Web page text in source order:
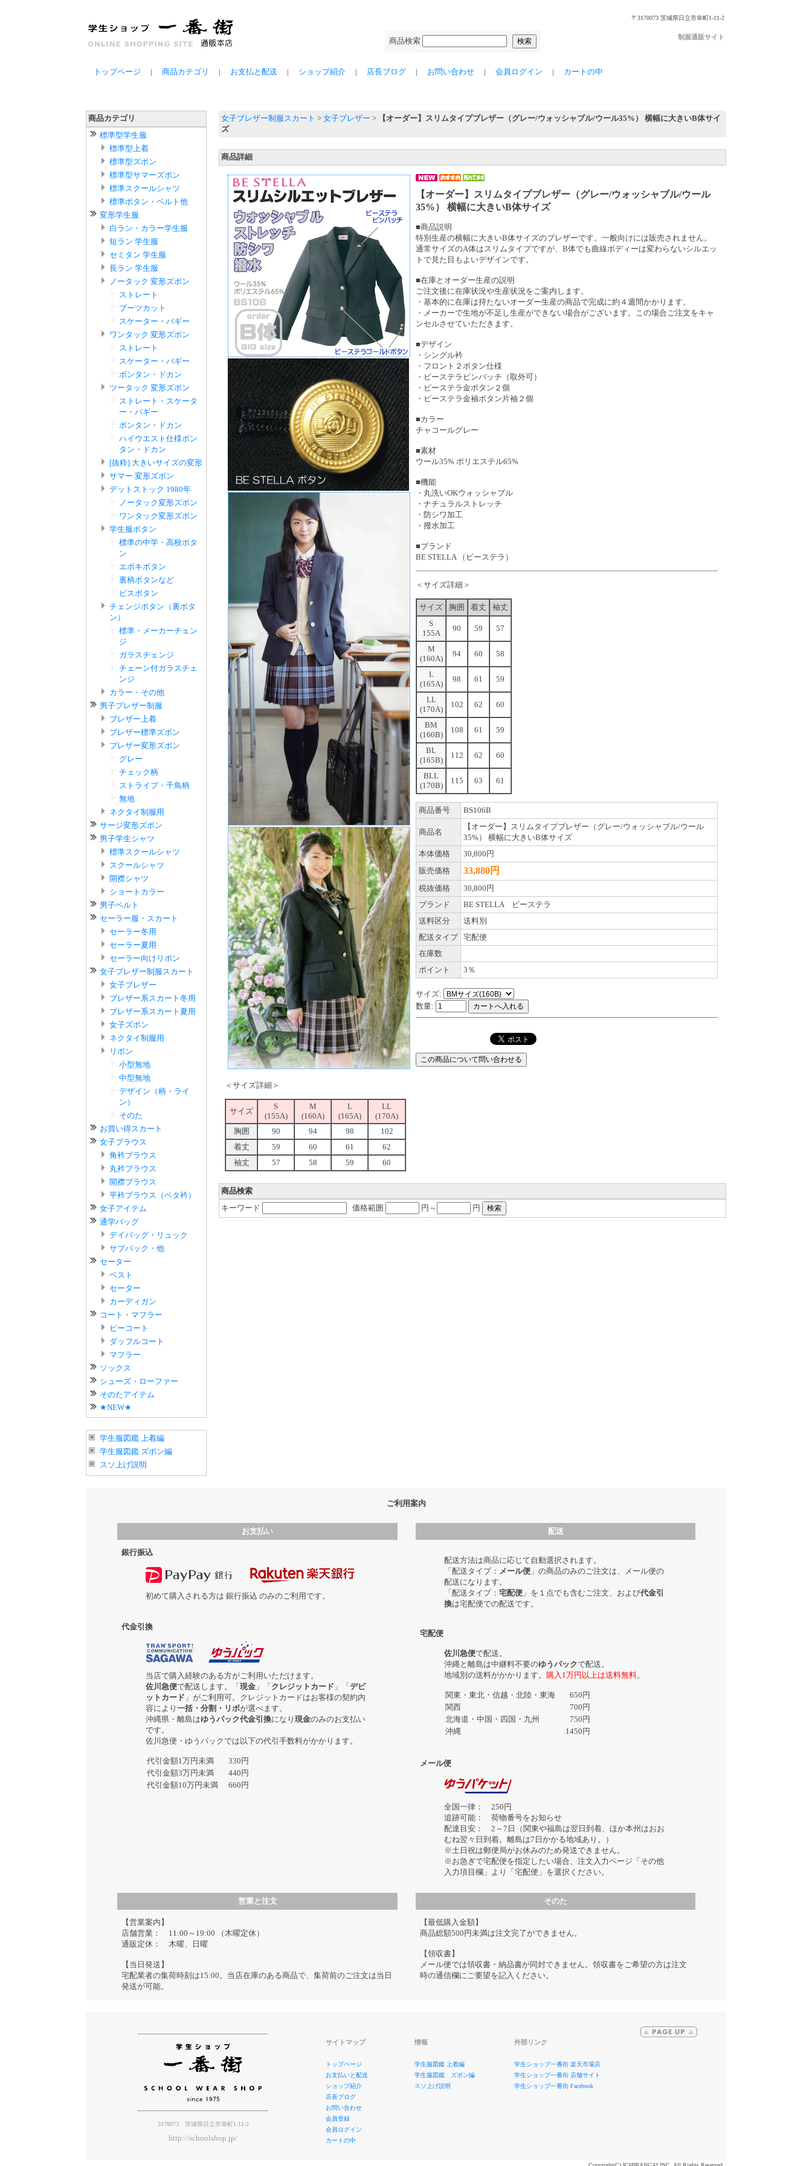
商品検索
〒3170073 茨城県日立市幸町1-11-2
制服通販サイト
トップページ | 商品カテゴリ | お支払と配送 | ショップ紹介 | 店長ブログ | お問い合わせ | 会員ログイン | カートの中
商品カテゴリ
標準型学生服
標準型上着
標準型ズボン
標準型サマーズボン
標準スクールシャツ
標準ボタン・ベルト他
変形学生服
白ラン・カラー学生服
短ラン 学生服
セミタン 学生服
長ラン 学生服
ノータック 変形ズボン
ストレート
ブーツカット
スケーター・バギー
ワンタック 変形ズボン
ストレート
スケーター・バギー
ボンタン・ドカン
ツータック 変形ズボン
ストレート・スケータ
ー・バギー
ボンタン・ドカン
ハイウエスト仕様ボン
タン・ドカン
[抜粋] 大きいサイズの変形
サマー 変形ズボン
デットストック 1980年
ノータック変形ズボン
ワンタック変形ズボン
学生服ボタン
標準の中学・高校ボタ
ン
エポキボタン
裏柄ボタンなど
ピスボタン
チェンジボタン（裏ボタ
ン）
標準・メーカーチェン
ジ
ガラスチェンジ
チェーン付ガラスチェ
ンジ
カラー・その他
男子ブレザー制服
ブレザー上着
ブレザー標準ズボン
ブレザー変形ズボン
グレー
チェック柄
ストライプ・千鳥柄
無地
ネクタイ制服用
サージ変形ズボン
男子学生シャツ
標準スクールシャツ
スクールシャツ
開襟シャツ
ショートカラー
男子ベルト
セーラー服・スカート
セーラー冬用
セーラー夏用
セーラー向けリボン
女子ブレザー制服スカート
女子ブレザー
ブレザー系スカート冬用
ブレザー系スカート夏用
女子ズボン
ネクタイ制服用
リボン
小型無地
中型無地
デザイン（柄・ライ
ン）
そのた
お買い得スカート
女子ブラウス
角衿ブラウス
丸衿ブラウス
開襟ブラウス
平衿ブラウス（ベタ衿）
女子アイテム
通学バッグ
デイバッグ・リュック
サブバック・他
セーター
ベスト
セーター
カーディガン
コート・マフラー
ピーコート
ダッフルコート
マフラー
ソックス
シューズ・ローファー
そのたアイテム
★NEW★
学生服図鑑 上着編
学生服図鑑 ズボン編
スソ上げ説明
女子ブレザー制服スカート > 女子ブレザー >
【オーダー】スリムタイプブレザー（グレー/ウォッシャブル/ウール35%） 横幅に大きいB体サイ
ズ
商品詳細
【オーダー】スリムタイプブレザー（グレー/ウォッシャブル/ウール
35%） 横幅に大きいB体サイズ
■商品説明
特別生産の横幅に大きいB体サイズのブレザーです。一般向けには販売されません。
通常サイズのA体はスリムタイプですが、B体でも曲線ボディーは変わらないシルエッ
トで見た目もよいデザインです。
■在庫とオーダー生産の説明
ご注文後に在庫状況や生産状況をご案内します。
・基本的に在庫は持たないオーダー生産の商品で完成に約４週間かかります。
・メーカーで生地が不足し生産ができない場合がございます。この場合ご注文をキャ
ンセルさせていただきます。
■デザイン
・シングル衿
・フロント２ボタン仕様
・ビーステラピンバッチ（取外可）
・ビーステラ金ボタン２個
・ビーステラ金袖ボタン片袖２個
■カラー
チャコールグレー
■素材
ウール35% ポリエステル65%
■機能
・丸洗いOKウォッシャブル
・ナチュラルストレッチ
・防シワ加工
・撥水加工
■ブランド
BE STELLA （ビーステラ）
＜サイズ詳細＞
サイズ 胸囲 着丈
袖丈
S
155A
90 59 57
M
(160A)
94 60 58
L
(165A)
98 61 59
LL
(170A)
102 62 60
BM
(160B)
108 61 59
BL
(165B)
112 62 60
BLL
(170B)
115 63 61
商品番号 BS106B
商品名
【オーダー】スリムタイプブレザー（グレー/ウォッシャブル/ウール
35%） 横幅に大きいB体サイズ
本体価格
30,800円
販売価格
33,880円
税抜価格
30,800円
ブランド
BE STELLA ビーステラ
送料区分
送料別
配送タイプ 宅配便
在庫数
ポイント
3％
サイズ:
数量:
＜サイズ詳細＞
サイズ
S
(155A)
M
(160A)
L
(165A)
LL
(170A)
胸囲
90 94 98
102
着丈
59 60 61
62
袖丈
57 58 59 60
商品検索
キーワード
価格範囲 円～ 円
ご利用案内
お支払い 配送
銀行振込
初めて購入される方は 銀行振込 のみのご利用です。
代金引換
当店で購入経験のある方がご利用いただけます。
佐川急便で配送します。「 現金 」「 クレジットカード 」「 デビ
ットカード 」がご利用可。クレジットカードはお客様の契約内
容により 一括・分割・リボが選べます。
沖縄県・離島はゆうパック代金引換になり 現金のみのお支払い
です。
佐川急便・ゆうパックでは以下の代引手数料がかかります。
代引金額1万円未満
330円
代引金額3万円未満
440円
代引金額10万円未満
660円
配送方法は商品に応じて自動選択されます。
「配送タイプ： メール便 」の商品のみのご注文は、メール便の
配送になります。
「配送タイプ： 宅配便 」を１点でも含むご注文、および代金引
換は宅配便での配送です。
宅配便
佐川急便で配送。
沖縄と離島は中継料不要のゆうパックで配送。
地域別の送料がかかります。 購入1万円以上は送料無料。
関東・東北・信越・北陸・東海
650円
関西
700円
北海道・中国・四国・九州
750円
沖縄
1450円
メール便
全国一律： 250円
追跡可能： 荷物番号をお知らせ
配達目安： 2～7日（関東や福島は翌日到着、ほか本州はおお
むね翌々日到着。離島は7日かかる地域あり。）
※土日祝は郵便局がお休みのため発送できません。
※お急ぎで宅配便を指定したい場合、注文入力ページ「その他
入力項目欄」より「宅配便」を選択ください。
営業と注文 そのた
【営業案内】
店舗営業： 11:00～19:00 （木曜定休）
通販定休： 木曜、日曜
【当日発送】
宅配業者の集荷時刻は15:00。当店在庫のある商品で、集荷前のご注文は当日
発送が可能。
【最低購入金額】
商品総額500円未満は注文完了ができません。
【領収書】
メール便では領収書・納品書が同封できません。領収書をご希望の方は注文
時の通信欄にご要望を記入ください。
3170073 茨城県日立市幸町1-11-2
http://schoolshop.jp/
サイトマップ
トップページ
お支払いと配送
ショップ紹介
店長ブログ
お問い合わせ
会員登録
会員ログイン
カートの中
情報
学生服図鑑 上着編
学生服図鑑 ズボン編
スソ上げ説明
外部リンク
学生ショップ一番街 楽天市場店
学生ショップ一番街 店舗サイト
学生ショップ一番街 Facebook